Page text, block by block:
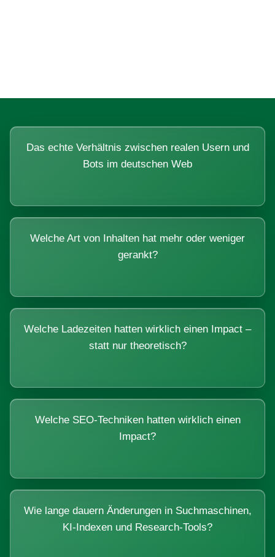
Das echte Verhältnis zwischen realen Usern und
Bots im deutschen Web
Welche Art von Inhalten hat mehr oder weniger
gerankt?
Welche Ladezeiten hatten wirklich einen Impact –
statt nur theoretisch?
Welche SEO-Techniken hatten wirklich einen
Impact?
Wie lange dauern Änderungen in Suchmaschinen,
KI-Indexen und Research-Tools?